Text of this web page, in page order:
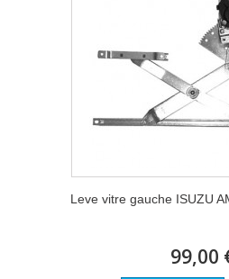
Leve vitre gauche ISUZU
99,00